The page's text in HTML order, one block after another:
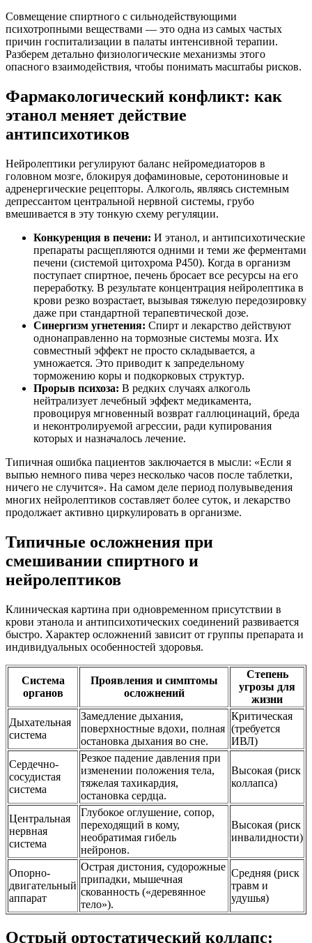
Совмещение спиртного с сильнодействующими
психотропными веществами — это одна из самых частых
причин госпитализации в палаты интенсивной терапии.
Разберем детально физиологические механизмы этого
опасного взаимодействия, чтобы понимать масштабы рисков.
Фармакологический конфликт: как
этанол меняет действие
антипсихотиков
Нейролептики регулируют баланс нейромедиаторов в
головном мозге, блокируя дофаминовые, серотониновые и
адренергические рецепторы. Алкоголь, являясь системным
депрессантом центральной нервной системы, грубо
вмешивается в эту тонкую схему регуляции.
Конкуренция в печени: И этанол, и антипсихотические
препараты расщепляются одними и теми же ферментами
печени (системой цитохрома P450). Когда в организм
поступает спиртное, печень бросает все ресурсы на его
переработку. В результате концентрация нейролептика в
крови резко возрастает, вызывая тяжелую передозировку
даже при стандартной терапевтической дозе.
Синергизм угнетения: Спирт и лекарство действуют
однонаправленно на тормозные системы мозга. Их
совместный эффект не просто складывается, а
умножается. Это приводит к запредельному
торможению коры и подкорковых структур.
Прорыв психоза: В редких случаях алкоголь
нейтрализует лечебный эффект медикамента,
провоцируя мгновенный возврат галлюцинаций, бреда
и неконтролируемой агрессии, ради купирования
которых и назначалось лечение.
Типичная ошибка пациентов заключается в мысли: «Если я
выпью немного пива через несколько часов после таблетки,
ничего не случится». На самом деле период полувыведения
многих нейролептиков составляет более суток, и лекарство
продолжает активно циркулировать в организме.
Типичные осложнения при
смешивании спиртного и
нейролептиков
Клиническая картина при одновременном присутствии в
крови этанола и антипсихотических соединений развивается
быстро. Характер осложнений зависит от группы препарата и
индивидуальных особенностей здоровья.
Система
органов
Проявления и симптомы
осложнений
Степень
угрозы для
жизни
Дыхательная
система
Замедление дыхания,
поверхностные вдохи, полная
остановка дыхания во сне.
Критическая
(требуется
ИВЛ)
Сердечно-
сосудистая
система
Резкое падение давления при
изменении положения тела,
тяжелая тахикардия,
остановка сердца.
Высокая (риск
коллапса)
Центральная
нервная
система
Глубокое оглушение, сопор,
переходящий в кому,
необратимая гибель
нейронов.
Высокая (риск
инвалидности)
Опорно-
двигательный
аппарат
Острая дистония, судорожные
припадки, мышечная
скованность («деревянное
тело»).
Средняя (риск
травм и
удушья)
Острый ортостатический коллапс: